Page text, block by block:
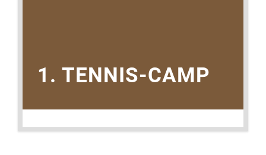
1. TENNIS-CAMP